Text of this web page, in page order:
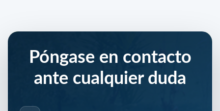
Póngase en contacto
ante cualquier duda